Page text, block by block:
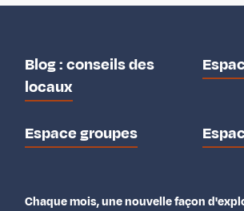
Blog : conseils des
locaux
Espace groupes
Chaque mois, une nouvelle façon